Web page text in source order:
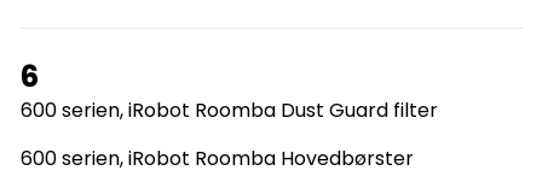
6
600 serien, iRobot Roomba Dust Guard filter
600 serien, iRobot Roomba Hovedbørster